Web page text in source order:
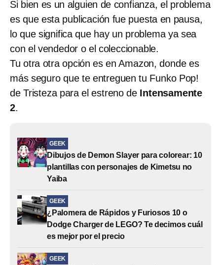
Si bien es un alguien de confianza, el problema
es que esta publicación fue puesta en pausa,
lo que significa que hay un problema ya sea
con el vendedor o el coleccionable.
Tu otra otra opción es en Amazon, donde es
más seguro que te entreguen tu Funko Pop!
de Tristeza para el estreno de Intensamente
2.
GEEK
Dibujos de Demon Slayer para colorear: 10
plantillas con personajes de Kimetsu no
Yaiba
GEEK
¿Palomera de Rápidos y Furiosos 10 o
Dodge Charger de LEGO? Te decimos cuál
es mejor por el precio
GEEK